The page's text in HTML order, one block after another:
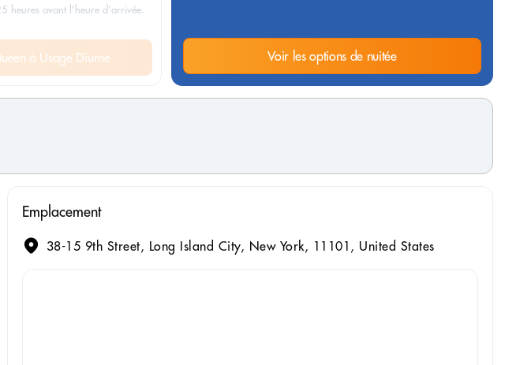
heures avant l'heure d'arrivée.
à Usage Diurne Voir les options de nuitée
Emplacement
38-15 9th Street, Long Island City, New York, 11101, United States